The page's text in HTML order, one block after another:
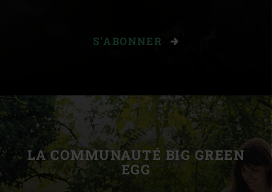
S'ABONNER
LA COMMUNAUTÉ BIG GREEN
EGG